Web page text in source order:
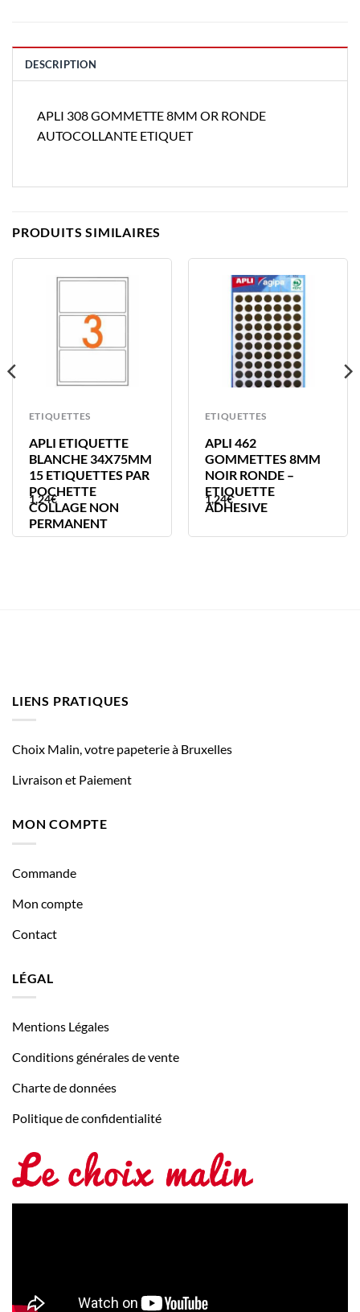
DESCRIPTION
APLI 308 GOMMETTE 8MM OR RONDE
AUTOCOLLANTE ETIQUET
PRODUITS SIMILAIRES
ETIQUETTES
APLI ETIQUETTE
BLANCHE 34X75MM
15 ETIQUETTES PAR
POCHETTE
COLLAGE NON
PERMANENT
1,24€
ETIQUETTES
APLI 462
GOMMETTES 8MM
NOIR RONDE –
ETIQUETTE
ADHESIVE
1,24€
LIENS PRATIQUES
Choix Malin, votre papeterie à Bruxelles
Livraison et Paiement
MON COMPTE
Commande
Mon compte
Contact
LÉGAL
Mentions Légales
Conditions générales de vente
Charte de données
Politique de confidentialité